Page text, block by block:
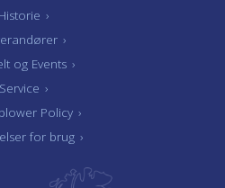
Historie ›
›
og Events ›
Service ›
Policy ›
for brug ›